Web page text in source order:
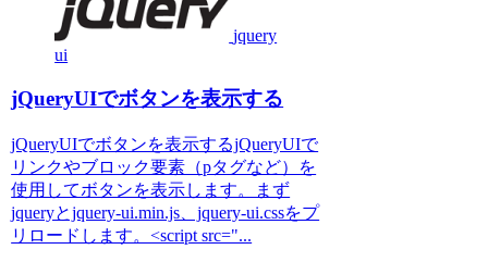
jquery
ui
jQueryUIでボタンを表示する
jQueryUIでボタンを表示するjQueryUIで
リンクやブロック要素（pタグなど）を
使用してボタンを表示します。まず
jqueryとjquery-ui.min.js、jquery-ui.cssをプ
リロードします。<script src="...